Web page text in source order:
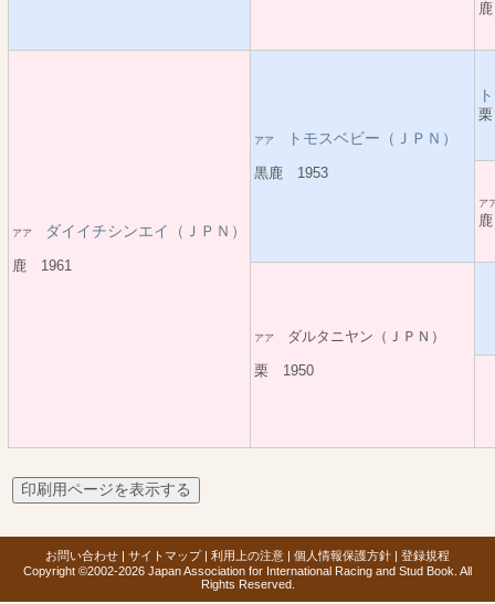
アア ダイイチシンエイ（ＪＰＮ）
鹿 1961
アア トモスベビー（ＪＰＮ）
黒鹿 1953
アア ダルタニヤン（ＪＰＮ）
栗 1950
お問い合わせ | サイトマップ| 利用上の注意 | 個人情報保護方針 | 登録規程
Copyright ©2002-2026 Japan Association for International Racing and Stud Book. All
Rights Reserved.